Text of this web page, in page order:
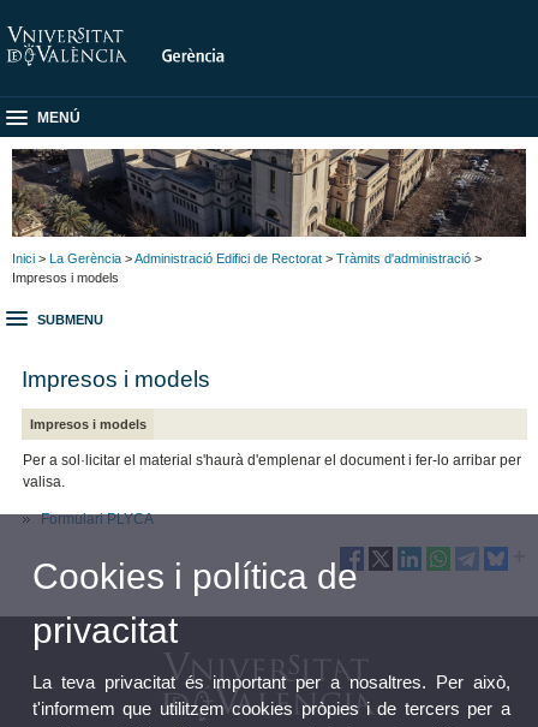
MENÚ
Inici > La Gerència >Administració Edifici de Rectorat > Tràmits d'administració >
Impresos i models
SUBMENU
Impresos i models
Impresos i models
Per a sol·licitar el material s'haurà d'emplenar el document i fer-lo arribar per
valisa.
Formulari PLYCA
Cookies i política de
privacitat
La teva privacitat és important per a nosaltres. Per això,
t'informem que utilitzem cookies pròpies i de tercers per a